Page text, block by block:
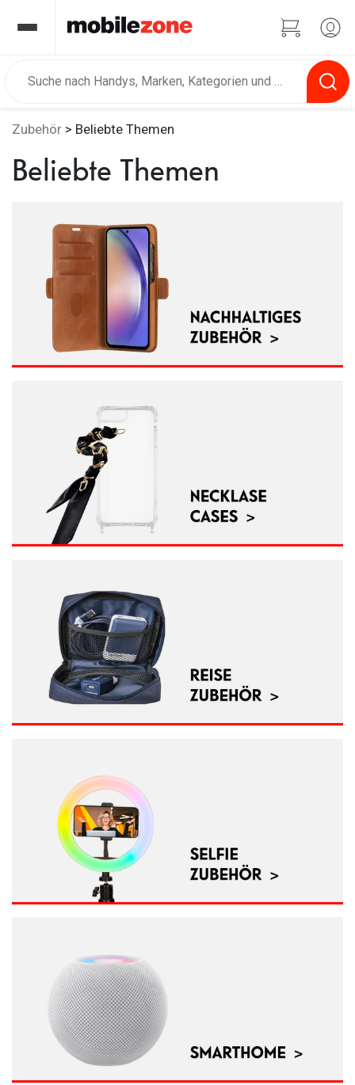
Zubehör > Beliebte Themen
Beliebte Themen